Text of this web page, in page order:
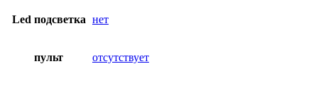
Led подсветка нет
пульт отсутствует